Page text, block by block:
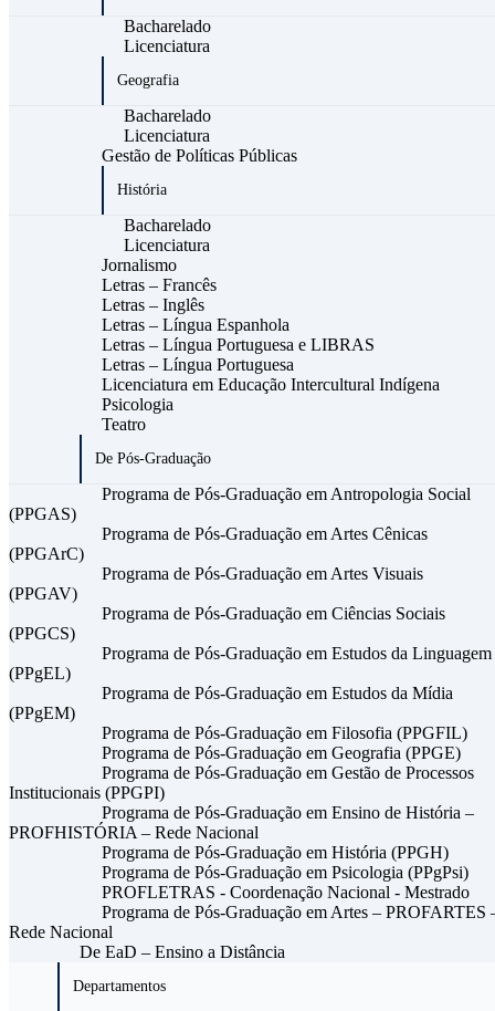
Bacharelado
Licenciatura
Geografia
Bacharelado
Licenciatura
Gestão de Políticas Públicas
História
Bacharelado
Licenciatura
Jornalismo
Letras – Francês
Letras – Inglês
Letras – Língua Espanhola
Letras – Língua Portuguesa e LIBRAS
Letras – Língua Portuguesa
Licenciatura em Educação Intercultural Indígena
Psicologia
Teatro
De Pós-Graduação
Programa de Pós-Graduação em Antropologia Social
(PPGAS)
Programa de Pós-Graduação em Artes Cênicas
(PPGArC)
Programa de Pós-Graduação em Artes Visuais
(PPGAV)
Programa de Pós-Graduação em Ciências Sociais
(PPGCS)
Programa de Pós-Graduação em Estudos da Linguagem
(PPgEL)
Programa de Pós-Graduação em Estudos da Mídia
(PPgEM)
Programa de Pós-Graduação em Filosofia (PPGFIL)
Programa de Pós-Graduação em Geografia (PPGE)
Programa de Pós-Graduação em Gestão de Processos
Institucionais (PPGPI)
Programa de Pós-Graduação em Ensino de História –
PROFHISTÓRIA – Rede Nacional
Programa de Pós-Graduação em História (PPGH)
Programa de Pós-Graduação em Psicologia (PPgPsi)
PROFLETRAS - Coordenação Nacional - Mestrado
Programa de Pós-Graduação em Artes – PROFARTES
Rede Nacional
De EaD – Ensino a Distância
Departamentos